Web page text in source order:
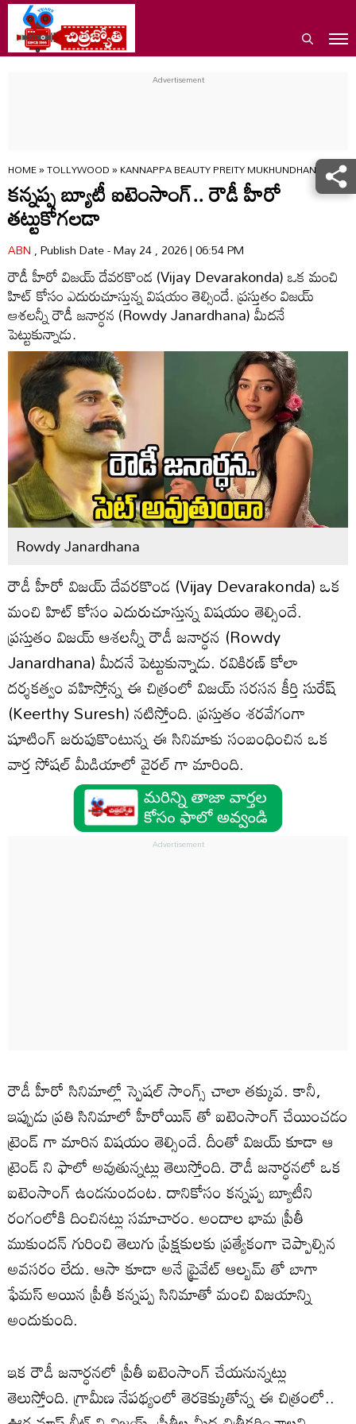
HOME»TOLLYWOOD»KANNAPPA BEAUTY PREITY MUKHUNDHAN TO
కన్నప్ప బ్యూటీ ఐటెంసాంగ్.. రౌడీ హీరో
తట్టుకోగలడా
ABN, Publish Date - May 24 , 2026 | 06:54 PM
రౌడీ హీరో విజయ్ దేవరకొండ (Vijay Devarakonda) ఒక మంచి
హిట్ కోసం ఎదురుచూస్తున్న విషయం తెల్సిందే. ప్రస్తుతం విజయ్
ఆశలన్నీ రౌడీ జనార్ధన (Rowdy Janardhana) మీదనే
పెట్టుకున్నాడు.
Rowdy Janardhana
రౌడీ హీరో విజయ్ దేవరకొండ (Vijay Devarakonda) ఒక
మంచి హిట్ కోసం ఎదురుచూస్తున్న విషయం తెల్సిందే.
ప్రస్తుతం విజయ్ ఆశలన్నీ రౌడీ జనార్ధన (Rowdy
Janardhana) మీదనే పెట్టుకున్నాడు. రవికిరణ్ కోలా
దర్శకత్వం వహిస్తోన్న ఈ చిత్రంలో విజయ్ సరసన కీర్తి సురేష్
(Keerthy Suresh) నటిస్తోంది. ప్రస్తుతం శరవేగంగా
షూటింగ్ జరుపుకొంటున్న ఈ సినిమాకు సంబంధించిన ఒక
వార్త సోషల్ మీడియాలో వైరల్ గా మారింది.
రౌడీ హీరో సినిమాల్లో స్పెషల్ సాంగ్స్ చాలా తక్కువ. కానీ,
ఇప్పుడు ప్రతి సినిమాలో హీరోయిన్ తో ఐటెంసాంగ్ చేయించడం
ట్రెండ్ గా మారిన విషయం తెల్సిందే. దీంతో విజయ్ కూడా ఆ
ట్రెండ్ ని ఫాలో అవుతున్నట్లు తెలుస్తోంది. రౌడీ జనార్ధనలో ఒక
ఐటెంసాంగ్ ఉండనుందంట. దానికోసం కన్నప్ప బ్యూటీని
రంగంలోకి దించినట్లు సమాచారం. అందాల భామ ప్రీతీ
ముకుందన్ గురించి తెలుగు ప్రేక్షకులకు ప్రత్యేకంగా చెప్పాల్సిన
అవసరం లేదు. ఆసా కూడా అనే ప్రైవేట్ ఆల్బమ్ తో బాగా
ఫేమస్ అయిన ప్రీతీ కన్నప్ప సినిమాతో మంచి విజయాన్ని
అందుకుంది.
ఇక రౌడీ జనార్ధనలో ప్రీతీ ఐటెంసాంగ్ చేయనున్నట్లు
తెలుస్తోంది. గ్రామీణ నేపథ్యంలో తెరకెక్కుతోన్న ఈ చిత్రంలో..